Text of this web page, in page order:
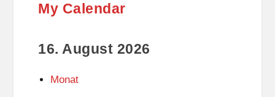
My Calendar
16. August 2026
Monat